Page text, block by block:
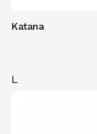
Katana
L